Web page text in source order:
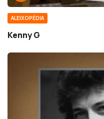
ALEIXOPÉDIA
Kenny G